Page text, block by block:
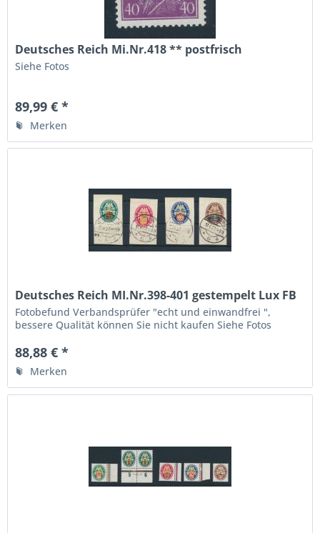
Deutsches Reich Mi.Nr.418 ** postfrisch
Siehe Fotos
89,99 € *
Merken
Deutsches Reich MI.Nr.398-401 gestempelt Lux FB
BPP
Fotobefund Verbandsprüfer "echt und einwandfrei ",
bessere Qualität können Sie nicht kaufen Siehe Fotos
88,88 € *
Merken